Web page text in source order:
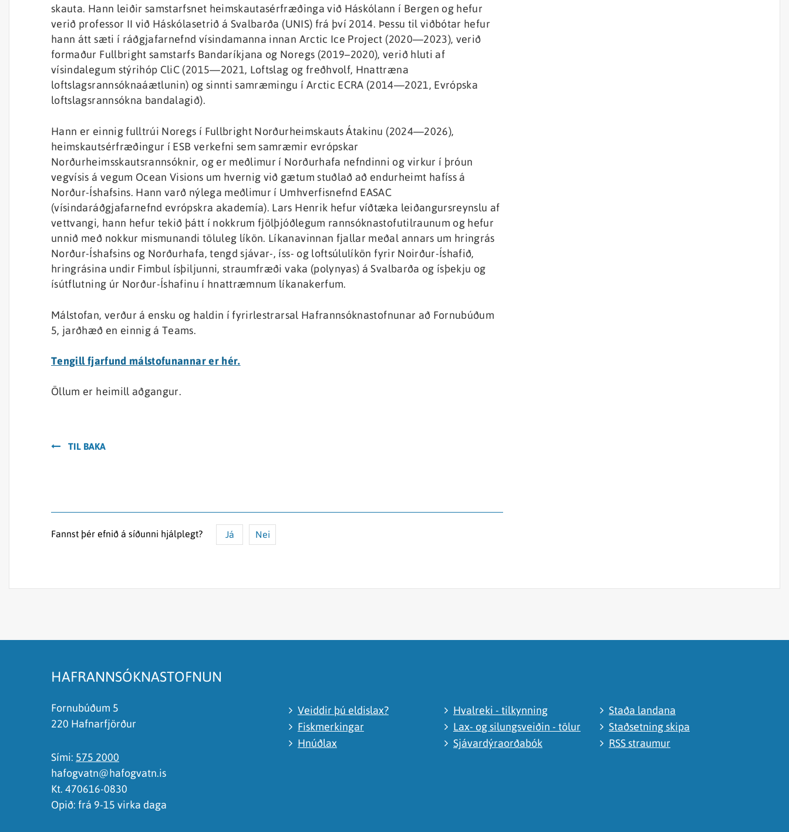
skauta. Hann leiðir samstarfsnet heimskautasérfræðinga við Háskólann í Bergen og hefur
verið professor II við Háskólasetrið á Svalbarða (UNIS) frá því 2014. Þessu til viðbótar hefur
hann átt sæti í ráðgjafarnefnd vísindamanna innan Arctic Ice Project (2020—2023), verið
formaður Fullbright samstarfs Bandaríkjana og Noregs (2019–2020), verið hluti af
vísindalegum stýrihóp CliC (2015—2021, Loftslag og freðhvolf, Hnattræna
loftslagsrannsóknaáætlunin) og sinnti samræmingu í Arctic ECRA (2014—2021, Evrópska
loftslagsrannsókna bandalagið).
Hann er einnig fulltrúi Noregs í Fullbright Norðurheimskauts Átakinu (2024—2026),
heimskautsérfræðingur í ESB verkefni sem samræmir evrópskar
Norðurheimsskautsrannsóknir, og er meðlimur í Norðurhafa nefndinni og virkur í þróun
vegvísis á vegum Ocean Visions um hvernig við gætum stuðlað að endurheimt hafíss á
Norður-Íshafsins. Hann varð nýlega meðlimur í Umhverfisnefnd EASAC
(vísindaráðgjafarnefnd evrópskra akademía). Lars Henrik hefur víðtæka leiðangursreynslu af
vettvangi, hann hefur tekið þátt í nokkrum fjölþjóðlegum rannsóknastofutilraunum og hefur
unnið með nokkur mismunandi töluleg líkön. Líkanavinnan fjallar meðal annars um hringrás
Norður-Íshafsins og Norðurhafa, tengd sjávar-, íss- og loftsúlulíkön fyrir Noirður-Íshafið,
hringrásina undir Fimbul ísþiljunni, straumfræði vaka (polynyas) á Svalbarða og ísþekju og
ísútflutning úr Norður-Íshafinu í hnattræmnum líkanakerfum.
Málstofan, verður á ensku og haldin í fyrirlestrarsal Hafrannsóknastofnunar að Fornubúðum
5, jarðhæð en einnig á Teams.
Tengill fjarfund málstofunannar er hér.
Öllum er heimill aðgangur.
TIL BAKA
Fannst þér efnið á síðunni hjálplegt? Já Nei
HAFRANNSÓKNASTOFNUN
Fornubúðum 5
220 Hafnarfjörður
Sími: 575 2000
hafogvatn@hafogvatn.is
Kt. 470616-0830
Opið: frá 9-15 virka daga
Veiddir þú eldislax?
Fiskmerkingar
Hnúðlax
Hvalreki - tilkynning
Lax- og silungsveiðin - tölur
Sjávardýraorðabók
Staða landana
Staðsetning skipa
RSS straumur